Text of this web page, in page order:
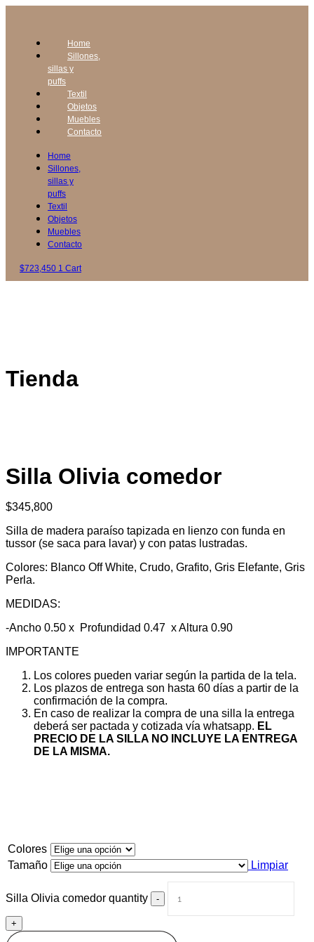
Home
Sillones,
sillas y
puffs
Textil
Objetos
Muebles
Contacto
Home
Sillones,
sillas y
puffs
Textil
Objetos
Muebles
Contacto
$723,450 1 Cart
Tienda
Silla Olivia comedor
$345,800
Silla de madera paraíso tapizada en lienzo con funda en
tussor (se saca para lavar) y con patas lustradas.
Colores: Blanco Off White, Crudo, Grafito, Gris Elefante, Gris
Perla.
MEDIDAS:
-Ancho 0.50 x Profundidad 0.47 xAltura 0.90
IMPORTANTE
Los colores pueden variar según la partida de la tela.
Los plazos de entrega son hasta 60 días a partir de la
confirmación de la compra.
En caso de realizar la compra de una silla la entrega
deberá ser pactada y cotizada vía whatsapp. EL
PRECIO DE LA SILLA NO INCLUYE LA ENTREGA
DE LA MISMA.
Colores
Tamaño
Limpiar
Silla Olivia comedor quantity